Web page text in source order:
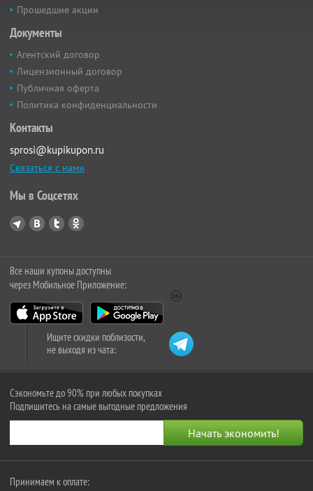
Прошедшие акции
Документы
Агентский договор
Лицензионный договор
Публичная оферта
Политика конфиденциальности
Контакты
sprosi@kupikupon.ru
Связаться с нами
Мы в Соцсетях
Все наши купоны доступны
через Мобильное Приложение:
Ищите скидки поблизости,
не выходя из чата:
Сэкономьте до 90% при любых покупках
Подпишитесь на самые выгодные предложения
Принимаем к оплате: